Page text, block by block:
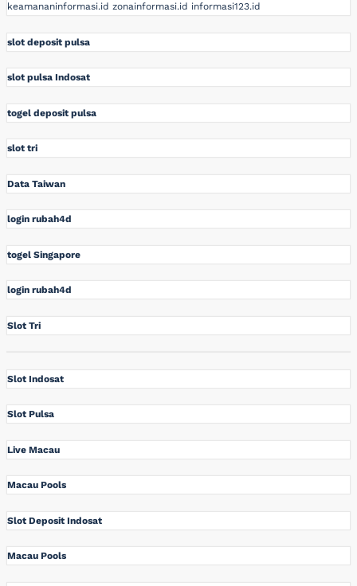
keamananinformasi.id zonainformasi.id informasi123.id
slot deposit pulsa
slot pulsa Indosat
togel deposit pulsa
slot tri
Data Taiwan
login rubah4d
togel Singapore
login rubah4d
Slot Tri
Slot Indosat
Slot Pulsa
Live Macau
Macau Pools
Slot Deposit Indosat
Macau Pools